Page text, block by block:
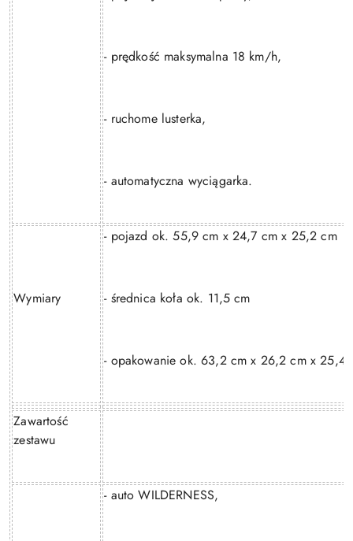
- prędkość maksymalna 18 km/h,
- ruchome lusterka,
- automatyczna wyciągarka.
Wymiary
- pojazd ok. 55,9 cm x 24,7 cm x 25,2 cm
- średnica koła ok. 11,5 cm
- opakowanie ok. 63,2 cm x 26,2 cm x 25,4
Zawartość
zestawu
- auto WILDERNESS,